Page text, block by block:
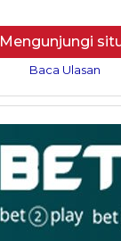
Mengunjungi
Baca Ulasan